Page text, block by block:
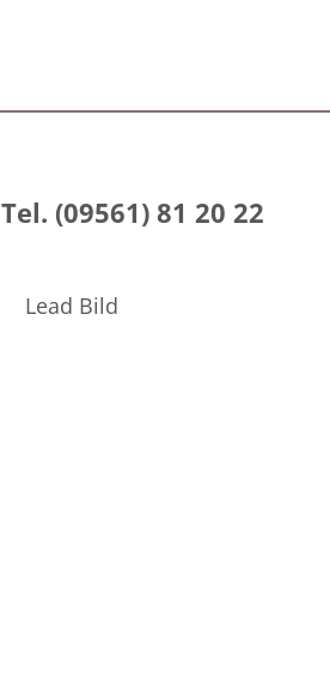
Tel. (09561) 81 20 22